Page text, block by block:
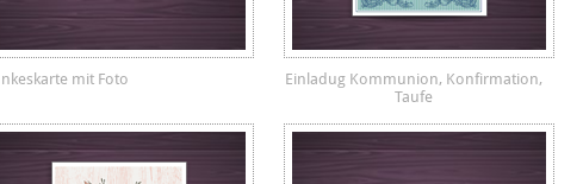
mit Foto
Einladug Kommunion, Konfirmation,
Taufe